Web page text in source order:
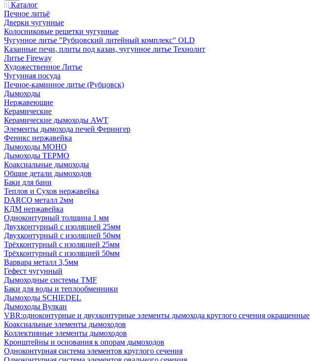
Каталог
Печное литьё
Дверки чугунные
Колосниковые решетки чугунные
Чугунное литье "Рубцовский литейный комплекс" OLD
Казанные печи, плиты под казан, чугунное литье Технолит
Литье Fireway
Художественное Литье
Чугунная посуда
Печное-каминное литье (Рубцовск)
Дымоходы
Нержавеющие
Керамические
Керамические дымоходы AWT
Элементы дымохода печей Ферингер
Феникс нержавейка
Дымоходы МОНО
Дымоходы ТЕРМО
Коаксиальные дымоходы
Общие детали дымоходов
Баки для бани
Теплов и Сухов нержавейка
DARCO металл 2мм
КДМ нержавейка
Одноконтурный толщина 1 мм
Двухконтурный с изоляцией 25мм
Двухконтурный с изоляцией 50мм
Трёхконтурный с изоляцией 25мм
Трёхконтурный с изоляцией 50мм
Варвара металл 3,5мм
Гефест чугунный
Дымоходные системы TMF
Баки для воды и теплообменники
Дымоходы SCHIEDEL
Дымоходы Вулкан
VBR:одноконтурные и двухконтурные элементы дымохода круглого сечения окрашенные
Коаксиальные элементы дымоходов
Коллективные элементы дымоходов
Кронштейны и основания к опорам дымоходов
Одноконтурная система элементов круглого сечения